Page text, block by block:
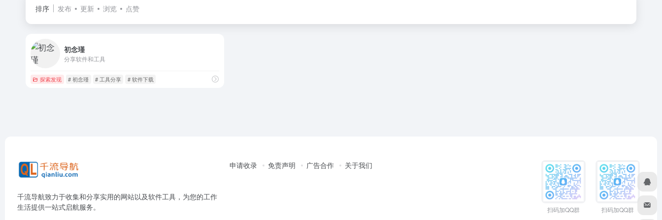
排序 发布 更新 浏览 点赞
初念瑾
分享软件和工具
探索发现 # 初念瑾 # 工具分享 # 软件下载
千流导航致力于收集和分享实用的网站以及软件工具，为您的工作
生活提供一站式启航服务。
申请收录 免责声明 广告合作 关于我们
扫码加QQ群 扫码加QQ群